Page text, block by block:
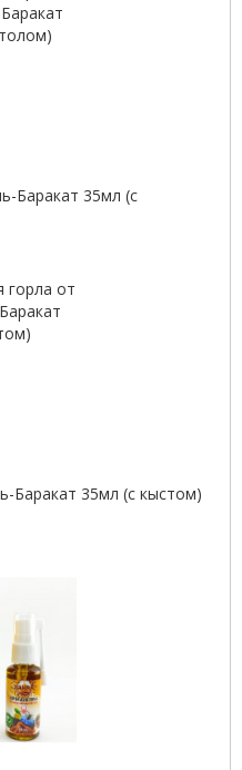
Баракат 35мл (с
Баракат 35мл (с кыстом)